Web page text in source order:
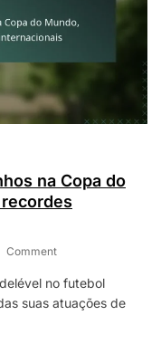
na Copa do
CommentOn
Ronaldo:
Desempenhos
no futebol
suas atuações de